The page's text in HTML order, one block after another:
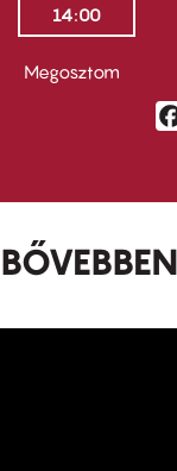
14:00
Megosztom